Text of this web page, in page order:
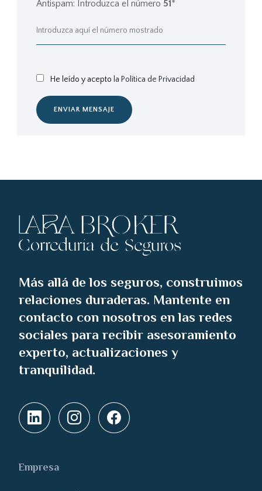
Antispam: Introduzca el número 51*
He leído y acepto la Política de Privacidad
ENVIAR MENSAJE
Más allá de los seguros, construimos
relaciones duraderas. Mantente en
contacto con nosotros en las redes
sociales para recibir asesoramiento
experto, actualizaciones y
tranquilidad.
Empresa